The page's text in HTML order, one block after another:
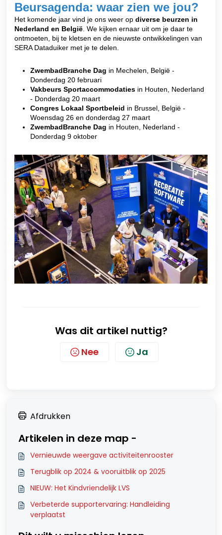
Beursagenda: waar zien we jou?
Het komende jaar vind je ons weer op diverse beurzen in
Nederland en België. We kijken ernaar uit om je daar te
ontmoeten, bij te kletsen en de nieuwste ontwikkelingen van
SERA Dataduiker met je te delen.
ZwembadBranche Dag in Mechelen, België -
Donderdag 20 februari
Vakbeurs Sportaccommodaties in Houten, Nederland
- Donderdag 20 maart
Congres Lokaal Sportbeleid in Brussel, België -
Woensdag 26 en donderdag 27 maart
ZwembadBranche Dag in Houten, Nederland -
Donderdag 9 oktober
Was dit artikel nuttig?
Nee Ja
Afdrukken
Artikelen in deze map -
Vernieuwde weergave activiteitenrooster
Terugblik op 2024 & vooruitblik op 2025
NIEUW: Het Kindvriendelijk LVS
Verbeterde supportervaring: Handleiding
verplaatst